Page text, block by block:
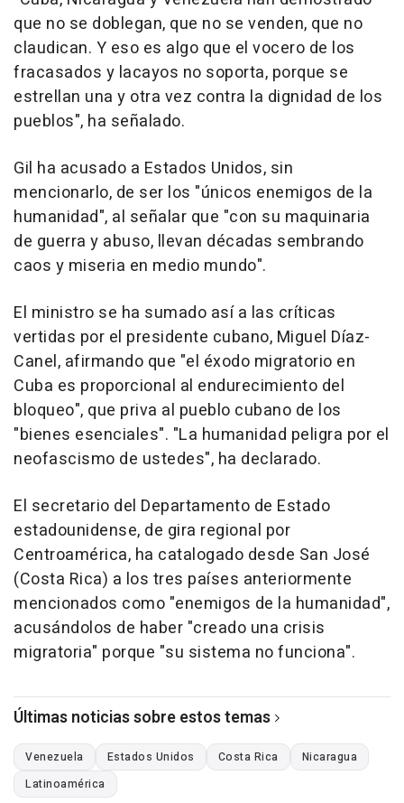
que no se doblegan, que no se venden, que no
claudican. Y eso es algo que el vocero de los
fracasados y lacayos no soporta, porque se
estrellan una y otra vez contra la dignidad de los
pueblos", ha señalado.
Gil ha acusado a Estados Unidos, sin
mencionarlo, de ser los "únicos enemigos de la
humanidad", al señalar que "con su maquinaria
de guerra y abuso, llevan décadas sembrando
caos y miseria en medio mundo".
El ministro se ha sumado así a las críticas
vertidas por el presidente cubano, Miguel Díaz-
Canel, afirmando que "el éxodo migratorio en
Cuba es proporcional al endurecimiento del
bloqueo", que priva al pueblo cubano de los
"bienes esenciales". "La humanidad peligra por el
neofascismo de ustedes", ha declarado.
El secretario del Departamento de Estado
estadounidense, de gira regional por
Centroamérica, ha catalogado desde San José
(Costa Rica) a los tres países anteriormente
mencionados como "enemigos de la humanidad",
acusándolos de haber "creado una crisis
migratoria" porque "su sistema no funciona".
Últimas noticias sobre estos temas
Venezuela Estados Unidos Costa Rica
Nicaragua
Latinoamérica